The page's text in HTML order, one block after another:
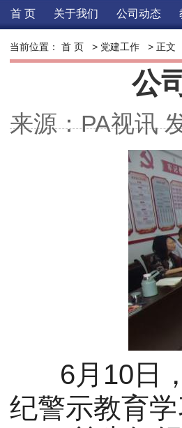
首页 关于我们 公司动态
当前位置： 首页 > 党建工作 >正文
公
来源：PA视讯
6月10日
纪警示教育